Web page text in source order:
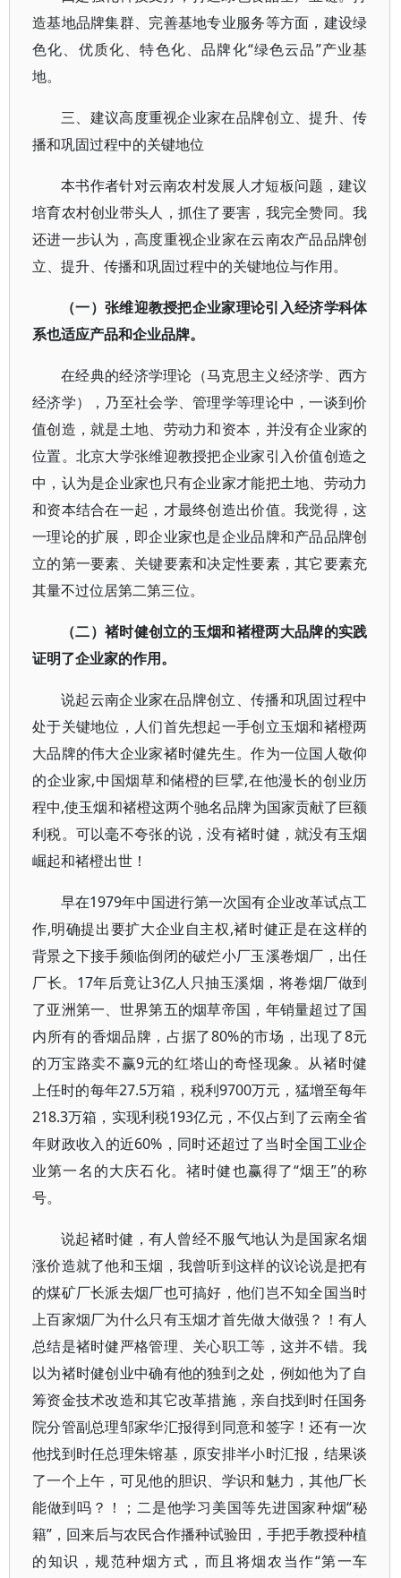
造基地品牌集群、完善基地专业服务等方面，建设绿
色化、优质化、特色化、品牌化“绿色云品”产业基
地。
三、建议高度重视企业家在品牌创立、提升、传
播和巩固过程中的关键地位
本书作者针对云南农村发展人才短板问题，建议
培育农村创业带头人，抓住了要害，我完全赞同。我
还进一步认为，高度重视企业家在云南农产品品牌创
立、提升、传播和巩固过程中的关键地位与作用。
（一）张维迎教授把企业家理论引入经济学科体
系也适应产品和企业品牌。
在经典的经济学理论（马克思主义经济学、西方
经济学），乃至社会学、管理学等理论中，一谈到价
值创造，就是土地、劳动力和资本，并没有企业家的
位置。北京大学张维迎教授把企业家引入价值创造之
中，认为是企业家也只有企业家才能把土地、劳动力
和资本结合在一起，才最终创造出价值。我觉得，这
一理论的扩展，即企业家也是企业品牌和产品品牌创
立的第一要素、关键要素和决定性要素，其它要素充
其量不过位居第二第三位。
（二）褚时健创立的玉烟和褚橙两大品牌的实践
证明了企业家的作用。
说起云南企业家在品牌创立、传播和巩固过程中
处于关键地位，人们首先想起一手创立玉烟和褚橙两
大品牌的伟大企业家褚时健先生。作为一位国人敬仰
的企业家,中国烟草和储橙的巨擘,在他漫长的创业历
程中,使玉烟和褚橙这两个驰名品牌为国家贡献了巨额
利税。可以毫不夸张的说，没有褚时健，就没有玉烟
崛起和褚橙出世！
早在1979年中国进行第一次国有企业改革试点工
作,明确提出要扩大企业自主权,褚时健正是在这样的
背景之下接手频临倒闭的破烂小厂玉溪卷烟厂，出任
厂长。17年后竟让3亿人只抽玉溪烟，将卷烟厂做到
了亚洲第一、世界第五的烟草帝国，年销量超过了国
内所有的香烟品牌，占据了80%的市场，出现了8元
的万宝路卖不赢9元的红塔山的奇怪现象。从褚时健
上任时的每年27.5万箱，税利9700万元，猛增至每年
218.3万箱，实现利税193亿元，不仅占到了云南全省
年财政收入的近60%，同时还超过了当时全国工业企
业第一名的大庆石化。禇时健也赢得了“烟王”的称
号。
说起褚时健，有人曾经不服气地认为是国家名烟
涨价造就了他和玉烟，我曾听到这样的议论说是把有
的煤矿厂长派去烟厂也可搞好，他们岂不知全国当时
上百家烟厂为什么只有玉烟才首先做大做强？！有人
总结是褚时健严格管理、关心职工等，这并不错。我
以为褚时健创业中确有他的独到之处，例如他为了自
筹资金技术改造和其它改革措施，亲自找到时任国务
院分管副总理邹家华汇报得到同意和签字！还有一次
他找到时任总理朱镕基，原安排半小时汇报，结果谈
了一个上午，可见他的胆识、学识和魅力，其他厂长
能做到吗？！；二是他学习美国等先进国家种烟“秘
籍”，回来后与农民合作播种试验田，手把手教授种植
的知识，规范种烟方式，而且将烟农当作“第一车